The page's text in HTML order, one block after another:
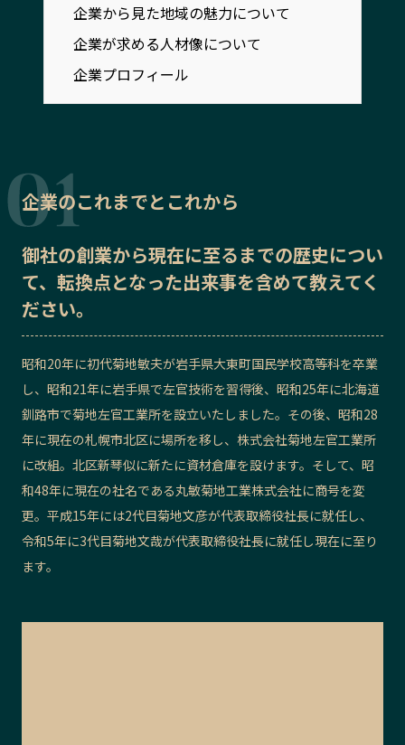
MILCプロジェクト
選出企業特別対談
Localist
SDGsの先駆者
イベント
地域豆知識
ニッポンの百選大全集
「人」から探す
記事ライター アンバサダー
お問い合わせ
企業から見た地域の魅力について
企業が求める人材像について
企業プロフィール
企業のこれまでとこれから
御社の創業から現在に至るまでの歴史につい
て、転換点となった出来事を含めて教えてく
ださい。
昭和20年に初代菊地敏夫が岩手県大東町国民学校高等科を卒業
し、昭和21年に岩手県で左官技術を習得後、昭和25年に北海道
釧路市で菊地左官工業所を設立いたしました。その後、昭和28
年に現在の札幌市北区に場所を移し、株式会社菊地左官工業所
に改組。北区新琴似に新たに資材倉庫を設けます。そして、昭
和48年に現在の社名である丸敏菊地工業株式会社に商号を変
更。平成15年には2代目菊地文彦が代表取締役社長に就任し、
令和5年に3代目菊地文哉が代表取締役社長に就任し現在に至り
ます。